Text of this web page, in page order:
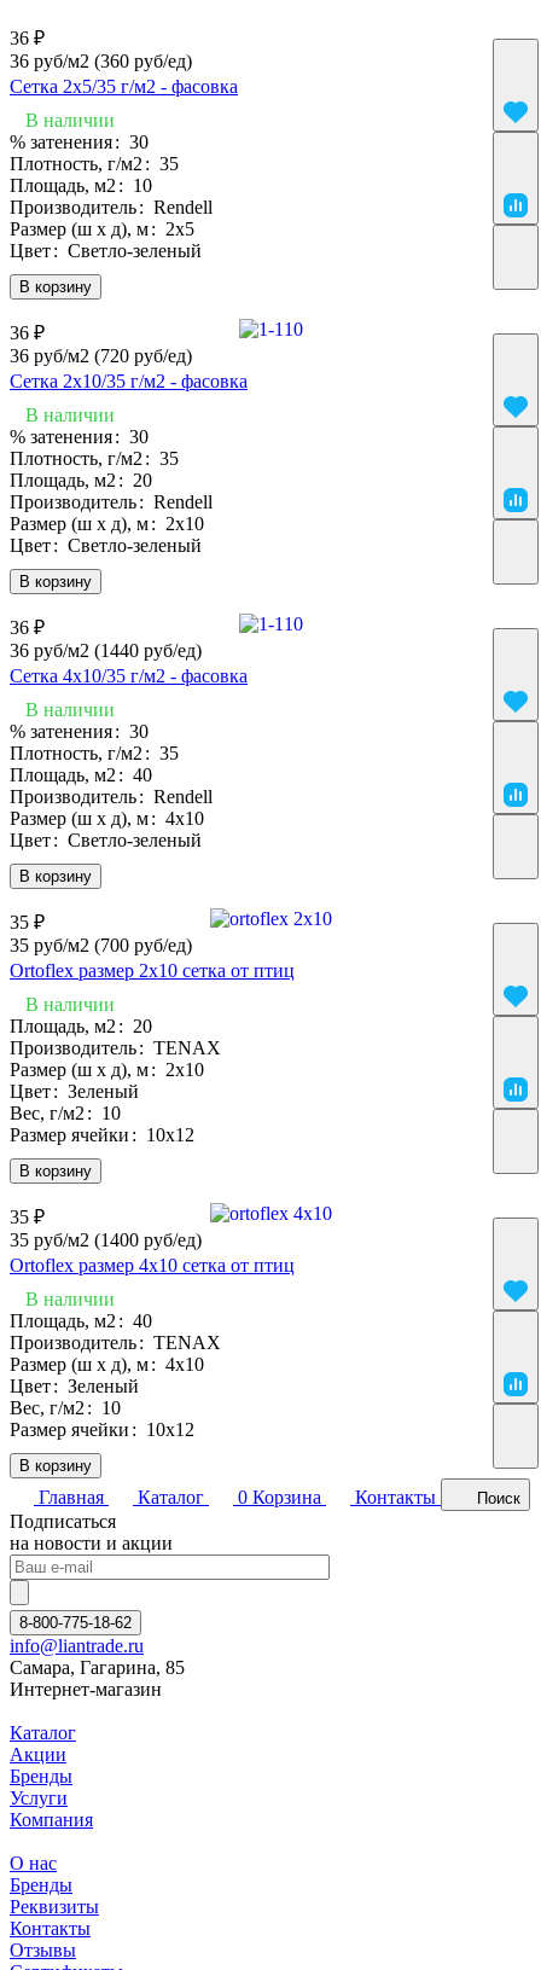
36 ₽
36 руб/м2 (360 руб/eд)
Сетка 2х5/35 г/м2 - фасовка
В наличии
В корзину
% затенения: 30
Плотность, г/м2: 35
Площадь, м2: 10
Производитель: Rendell
Размер (ш х д), м: 2х5
Цвет: Светло-зеленый
36 ₽
36 руб/м2 (720 руб/eд)
Сетка 2х10/35 г/м2 - фасовка
В наличии
В корзину
% затенения: 30
Плотность, г/м2: 35
Площадь, м2: 20
Производитель: Rendell
Размер (ш х д), м: 2х10
Цвет: Светло-зеленый
36 ₽
36 руб/м2 (1440 руб/eд)
Сетка 4х10/35 г/м2 - фасовка
В наличии
В корзину
% затенения: 30
Плотность, г/м2: 35
Площадь, м2: 40
Производитель: Rendell
Размер (ш х д), м: 4х10
Цвет: Светло-зеленый
35 ₽
35 руб/м2 (700 руб/eд)
Ortoflex размер 2х10 сетка от птиц
В наличии
В корзину
Площадь, м2: 20
Производитель: TENAX
Размер (ш х д), м: 2х10
Цвет: Зеленый
Вес, г/м2: 10
Размер ячейки : 10х12
35 ₽
35 руб/м2 (1400 руб/eд)
Ortoflex размер 4х10 сетка от птиц
В наличии
В корзину
Площадь, м2: 40
Производитель: TENAX
Размер (ш х д), м: 4х10
Цвет: Зеленый
Вес, г/м2: 10
Размер ячейки : 10х12
Главная Каталог 0 Корзина Контакты Поиск
Подписаться
на новости и акции
8-800-775-18-62
info@liantrade.ru
Самара, Гагарина, 85
Интернет-магазин
Каталог
Акции
Бренды
Услуги
Компания
О нас
Бренды
Реквизиты
Контакты
Отзывы